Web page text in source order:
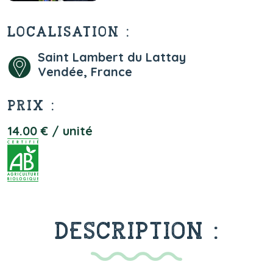
LOCALISATION :
Saint Lambert du Lattay
Vendée, France
PRIX :
14.00 € / unité
DESCRIPTION :